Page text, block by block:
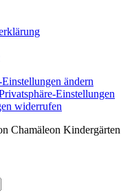
ändern
Einstellungen
widerrufen
Chamäleon Kindergärten